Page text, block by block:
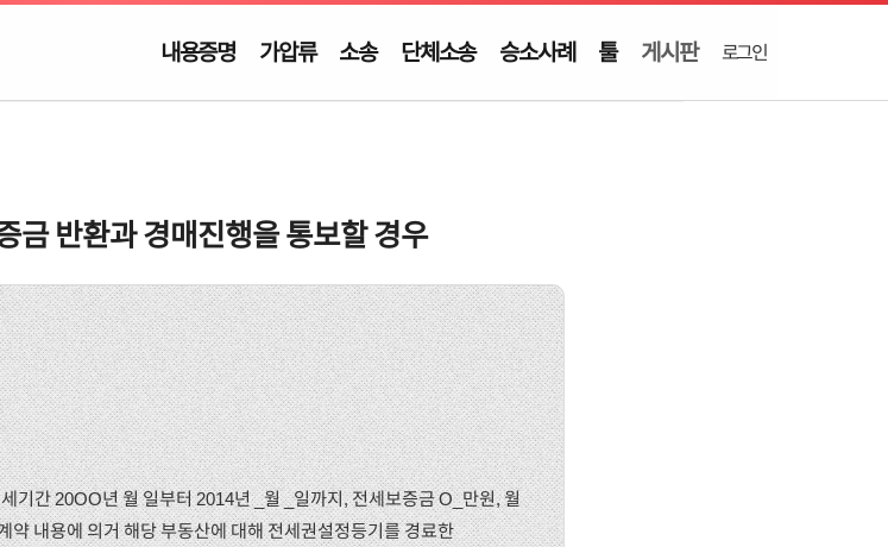
내용증명 가압류 소송 단체소송 승소사례 툴 게시판 로그인
금 반환과 경매진행을 통보할 경우
기간 20OO년 월 일부터 2014년 _월 _일까지, 전세보증금 O_만원, 월
약 내용에 의거 해당 부동산에 대해 전세권설정등기를 경료한